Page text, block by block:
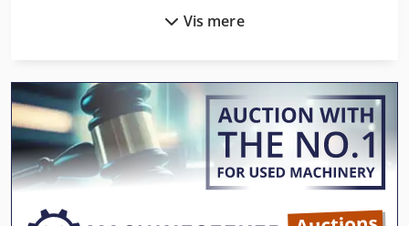
Håndtering Af
Idx 23
International 433
Kgs 1670
Vis mere